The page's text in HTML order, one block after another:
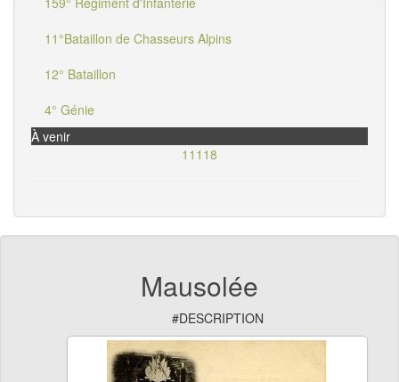
11°Bataillon de Chasseurs Alpins
12° Bataillon
4° Génie
À venir
11118
Mausolée
#DESCRIPTION